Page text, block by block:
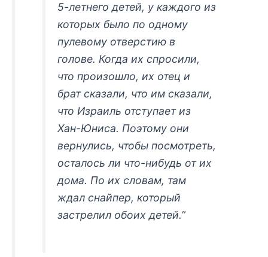
5-летнего детей, у каждого из
которых было по одному
пулевому отверстию в
голове. Когда их спросили,
что произошло, их отец и
брат сказали, что им сказали,
что Израиль отступает из
Хан-Юниса. Поэтому они
вернулись, чтобы посмотреть,
осталось ли что-нибудь от их
дома. По их словам, там
ждал снайпер, который
застрелил обоих детей.”